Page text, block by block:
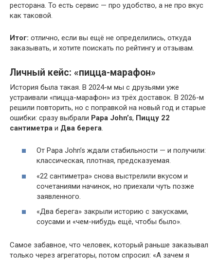
ресторана. То есть сервис — про удобство, а не про вкус
как таковой.
Итог: отлично, если вы ещё не определились, откуда
заказывать, и хотите поискать по рейтингу и отзывам.
Личный кейс: «пицца-марафон»
История была такая. В 2024-м мы с друзьями уже
устраивали «пицца-марафон» из трёх доставок. В 2026-м
решили повторить, но с поправкой на новый год и старые
ошибки: сразу выбрали Papa John’s, Пиццу 22
сантиметра и Два берега
От Papa John’s ждали стабильности — и получили:
классическая, плотная, предсказуемая.
«22 сантиметра» снова выстрелили вкусом и
сочетаниями начинок, но приехали чуть позже
заявленного.
«Два берега» закрыли историю с закусками,
соусами и «чем-нибудь ещё, чтобы было».
Самое забавное, что человек, который раньше заказывал
только через агрегаторы, потом спросил: «А зачем я